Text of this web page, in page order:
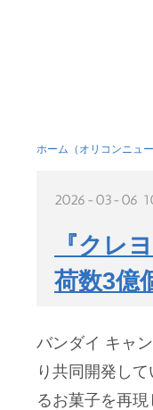
ホーム（オリコンニュー
2026-03-06
『クレ
荷数3億
バンダイ キャ
り共同開発し
るお菓子を再